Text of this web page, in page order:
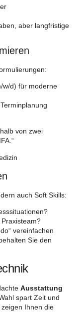
aber langfristige
w/d) für moderne
von zwei
auch Soft Skills:
vereinfachen
Sie den
Ausstattung
spart Zeit und
Ihnen die